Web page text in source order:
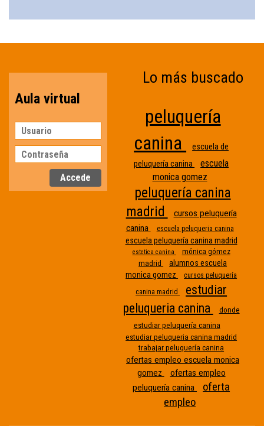
Aula virtual
Lo más buscado
peluquería
canina
escuela de
peluquería canina
escuela
monica gomez
peluquería canina
madrid
cursos peluquería
canina
escuela peluqueria canina
escuela peluquería canina madrid
estetica canina
mónica gómez
madrid
alumnos escuela
monica gomez
cursos peluquería
canina madrid
estudiar
peluqueria canina
donde
estudiar peluquería canina
sin
nombre
estudiar peluqueria canina madrid
trabajar peluquería canina
ofertas empleo escuela monica
gomez
ofertas empleo
peluquería canina
oferta
empleo